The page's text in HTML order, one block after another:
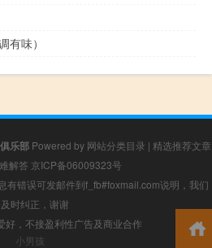
有味）
乐部Powered by 网站分类目录 | 精选推荐文章
解答 京ICP备06009323号
有错误可发邮件到f_fb#foxmail.com说明，我们
时纠正，谢谢
好，不接盈利性广告及商业合作
小男孩